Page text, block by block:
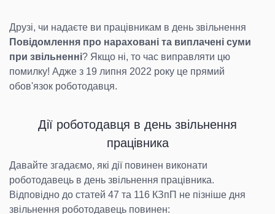
Друзі, чи надаєте ви працівникам в день звільнення
Повідомлення про нараховані та виплачені суми
при звільненні? Якщо ні, то час виправляти цю
помилку! Адже з 19 липня 2022 року це прямий
обов'язок роботодавця.
Дії роботодавця в день звільнення
працівника
Давайте згадаємо, які дії повинен виконати
роботодавець в день звільнення працівника.
Відповідно до статей 47 та 116 КЗпП не пізніше дня
звільнення роботодавець повинен: